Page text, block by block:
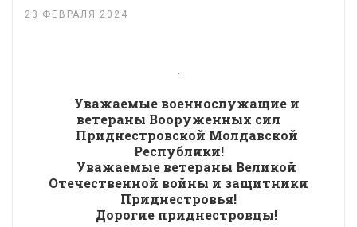
23 ФЕВРАЛЯ 2024
Уважаемые военнослужащие и
ветераны Вооруженных сил
Приднестровской Молдавской
Республики!
Уважаемые ветераны Великой
Отечественной войны и защитники
Приднестровья!
Дорогие приднестровцы!